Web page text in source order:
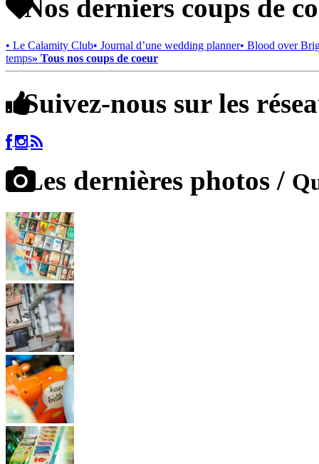
Nos derniers coups de
• Le Calamity Club• Journal d’une wedding planner• Blood over
temps» Tous nos coups de coeur
Suivez-nous sur les
Les dernières photos /